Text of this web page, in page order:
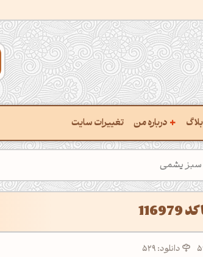
بلاگ + درباره من
سفارش پروژه
تماس با ‌من
سوالات متداول‌‌
تغییرات سایت
سبز یشمی
دانلود: 529